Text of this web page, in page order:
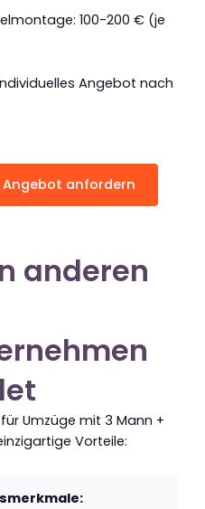
100-200 € (je
Angebot nach
anfordern
anderen
Umzüge mit 3 Mann +
Vorteile: